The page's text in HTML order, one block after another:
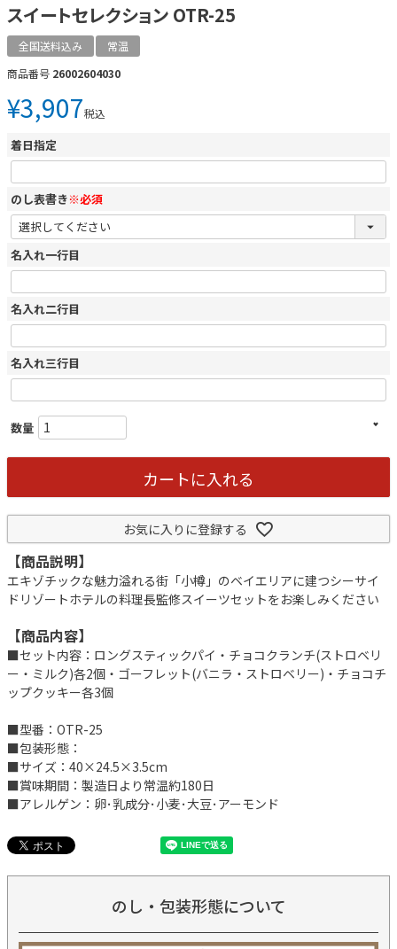
スイートセレクション OTR-25
全国送料込み
常温
商品番号 26002604030
¥3,907税込
着日指定
のし表書き※必須
名入れ一行目
名入れ二行目
名入れ三行目
カートに入れる
お気に入りに登録する
【商品説明】
エキゾチックな魅力溢れる街「小樽」のベイエリアに建つシーサイ
ドリゾートホテルの料理長監修スイーツセットをお楽しみください
【商品内容】
■セット内容：ロングスティックパイ・チョコクランチ(ストロベリ
ー・ミルク)各2個・ゴーフレット(バニラ・ストロベリー)・チョコチ
ップクッキー各3個
■型番：OTR-25
■包装形態：
■サイズ：40×24.5×3.5cm
■賞味期間：製造日より常温約180日
■アレルゲン：卵･乳成分･小麦･大豆･アーモンド
のし・包装形態について